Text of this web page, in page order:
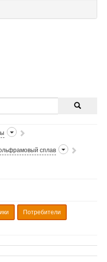
сплав
Потребители